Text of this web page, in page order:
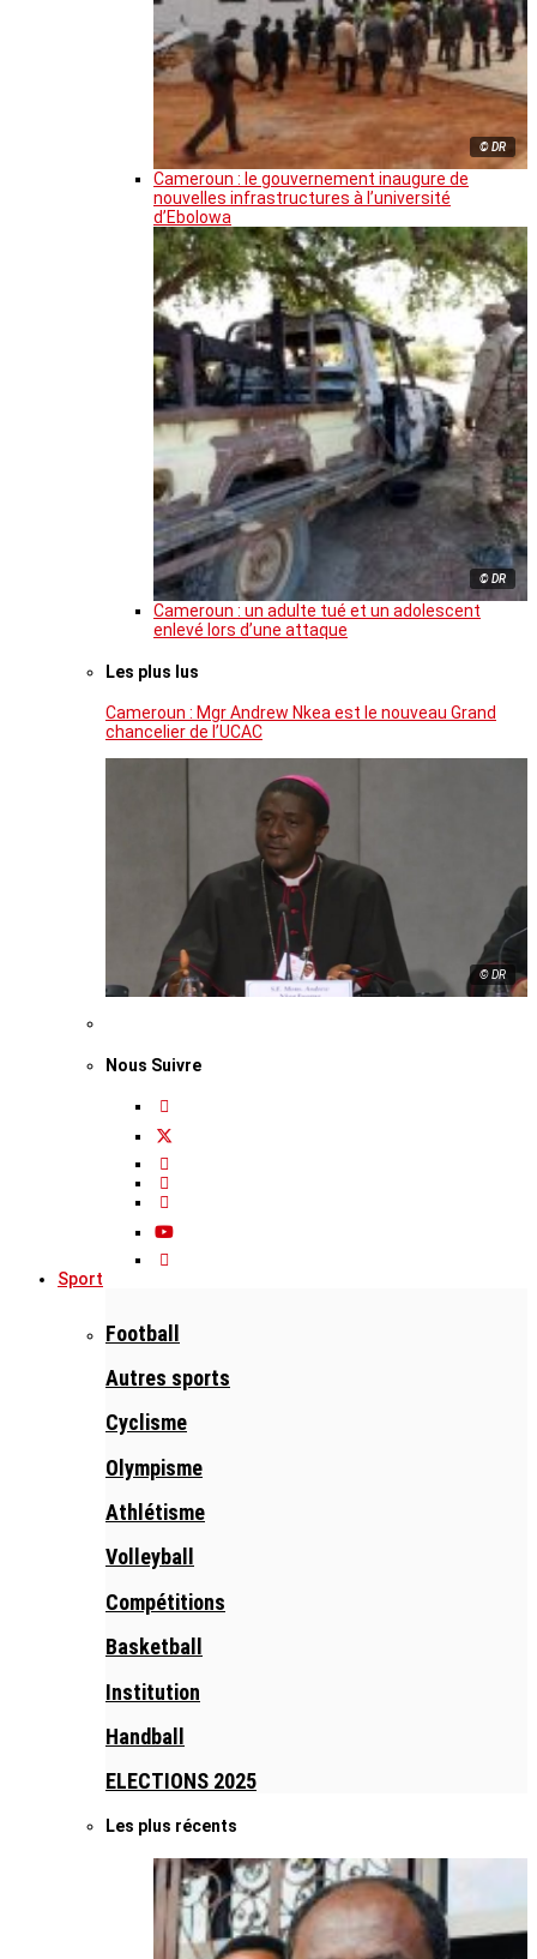
© DR
Cameroun : le gouvernement inaugure de
nouvelles infrastructures à l’université
d’Ebolowa
© DR
Cameroun : un adulte tué et un adolescent
enlevé lors d’une attaque
Les plus lus
Cameroun : Mgr Andrew Nkea est le nouveau Grand
chancelier de l’UCAC
© DR
Nous Suivre
Sport
Football
Autres sports
Cyclisme
Olympisme
Athlétisme
Volleyball
Compétitions
Basketball
Institution
Handball
ELECTIONS 2025
Les plus récents